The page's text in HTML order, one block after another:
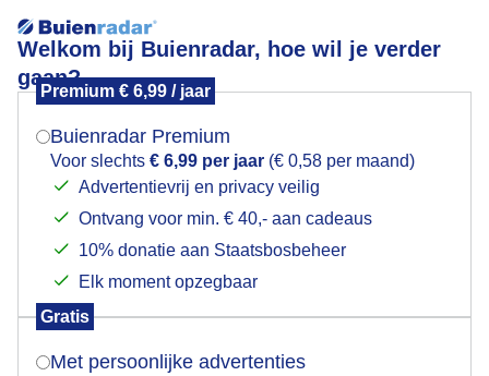
Welkom bij Buienradar, hoe wil je verder
gaan?
Premium € 6,99 / jaar
Buienradar Premium
Voor slechts € 6,99 per jaar (€ 0,58 per maand)
Advertentievrij en privacy veilig
Ontvang voor min. € 40,- aan cadeaus
10% donatie aan Staatsbosbeheer
Elk moment opzegbaar
Gratis
Met persoonlijke advertenties
Het was mooi helder om Orioniden te fotograferen.